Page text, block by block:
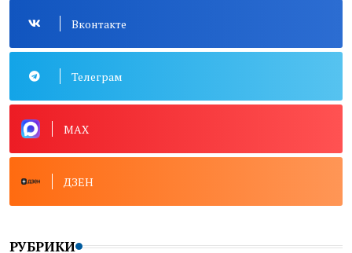
Вконтакте
Телеграм
MAX
ДЗЕН
РУБРИКИ